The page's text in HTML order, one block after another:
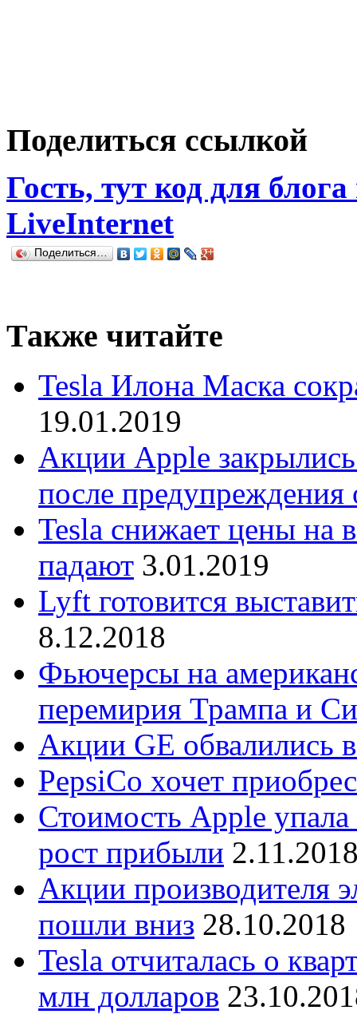
Поделиться ссылкой
Гость, тут код для
LiveInternet
Поделиться…
Также читайте
Tesla Илона Маска
19.01.2019
Акции Apple
после
Tesla снижает цены на
падают 3.01.2019
Lyft готовится
8.12.2018
Фьючерсы на
перемирия Трампа и
Акции GE обвалились
PepsiCo хочет
Стоимость Apple
рост прибыли
Акции производителя
пошли вниз 28.10.2018
Tesla отчиталась о
млн долларов